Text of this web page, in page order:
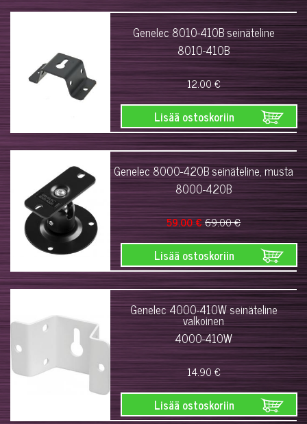
Genelec 8010-410B seinäteline
8010-410B
12.00 €
Lisää ostoskoriin
Genelec 8000-420B seinäteline, musta
8000-420B
59.00 €69.00 €
Lisää ostoskoriin
Genelec 4000-410W seinäteline
valkoinen
4000-410W
14.90 €
Lisää ostoskoriin